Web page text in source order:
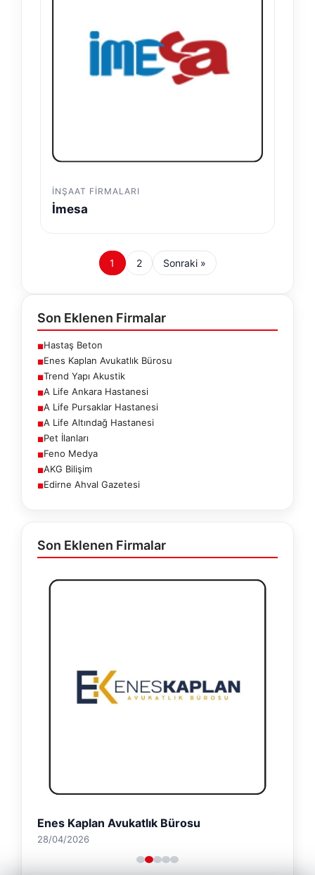
İNŞAAT FIRMALARI
İmesa
1 2 Sonraki »
Son Eklenen Firmalar
■Hastaş Beton
■Enes Kaplan Avukatlık Bürosu
■Trend Yapı Akustik
■A Life Ankara Hastanesi
■A Life Pursaklar Hastanesi
■A Life Altındağ Hastanesi
■Pet İlanları
■Feno Medya
■AKG Bilişim
■Edirne Ahval Gazetesi
Son Eklenen Firmalar
Enes Kaplan Avukatlık Bürosu
28/04/2026